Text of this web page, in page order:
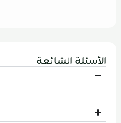
الأسئلة الشائعة